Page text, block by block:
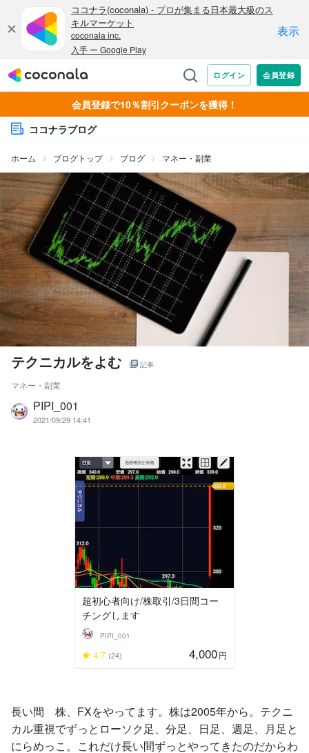
会員登録で10％割引クーポンを獲得！
ココナラブログ
ホーム ブログトップ ブログ マネー・副業
テクニカルをよむ 記事
マネー・副業
PIPI_001
2021/09/29 14:41
超初心者向け/株取引/3日間コー
チングします
PIPI_001
4.7 (24) 4,000円
長い間 株、FXをやってます。株は2005年から。テクニ
カル重視でずっとローソク足、分足、日足、週足、月足と
にらめっこ。これだけ長い間ずっとやってきたのだからわ